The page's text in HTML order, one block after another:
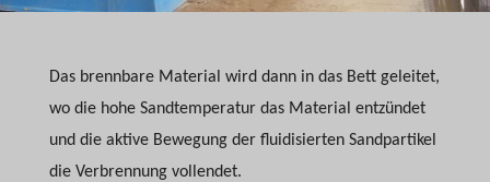
Das brennbare Material wird dann in das Bett geleitet,
wo die hohe Sandtemperatur das Material entzündet
und die aktive Bewegung der fluidisierten Sandpartikel
die Verbrennung vollendet.